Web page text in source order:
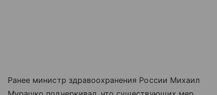
Ранее министр здравоохранения России Михаил